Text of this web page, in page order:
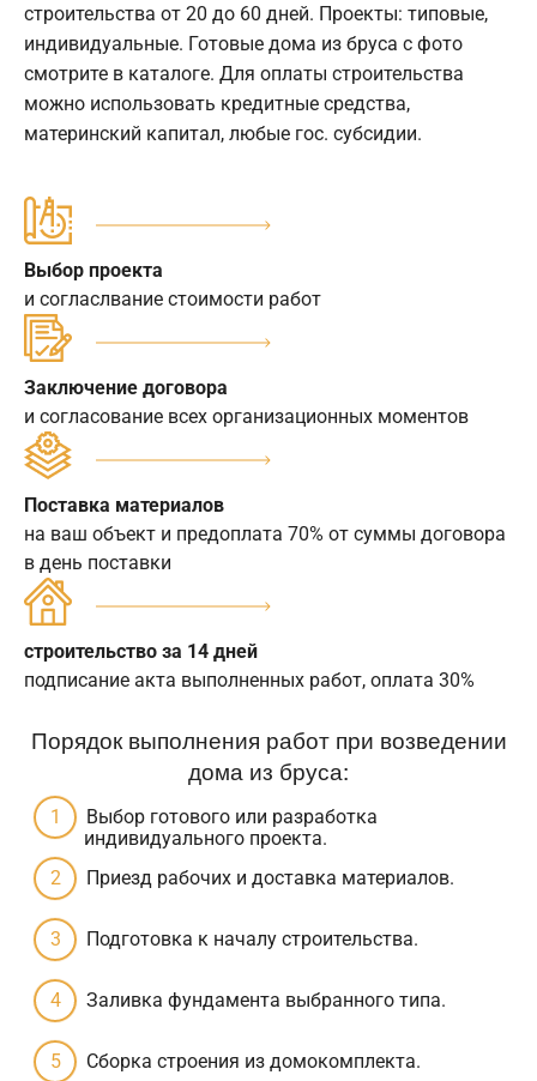
строительства от 20 до 60 дней. Проекты: типовые,
индивидуальные. Готовые дома из бруса с фото
смотрите в каталоге. Для оплаты строительства
можно использовать кредитные средства,
материнский капитал, любые гос. субсидии.
Выбор проекта
и согласлвание стоимости работ
Заключение договора
и согласование всех организационных моментов
Поставка материалов
на ваш объект и предоплата 70% от суммы договора
в день поставки
строительство за 14 дней
подписание акта выполненных работ, оплата 30%
Порядок выполнения работ при возведении
дома из бруса:
Выбор готового или разработка
индивидуального проекта.
Приезд рабочих и доставка материалов.
Подготовка к началу строительства.
Заливка фундамента выбранного типа.
Сборка строения из домокомплекта.